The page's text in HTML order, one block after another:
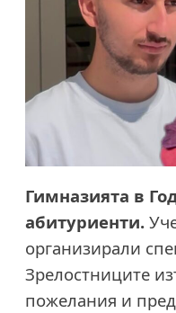
Гимназията в
абитуриенти.
организирали
Зрелостниците
пожелания и